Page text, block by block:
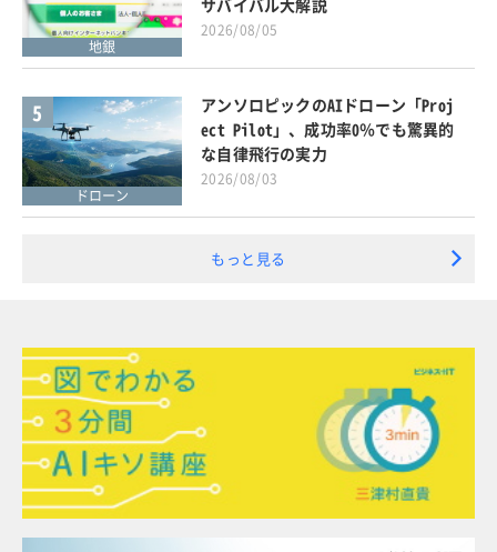
地銀
サバイバル大解説
2026/08/05
5
ドローン
アンソロピックのAIドローン「Proj
ect Pilot」、成功率0％でも驚異的
な自律飛行の実力
2026/08/03
もっと見る